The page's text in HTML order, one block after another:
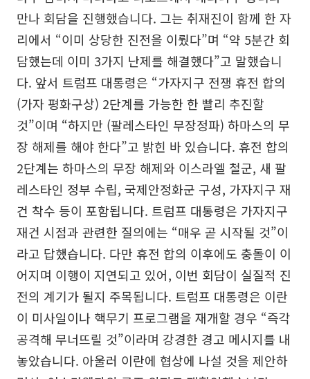
만나 회담을 진행했습니다. 그는 취재진이 함께 한 자
리에서 “이미 상당한 진전을 이뤘다”며 “약 5분간 회
담했는데 이미 3가지 난제를 해결했다”고 말했습니
다. 앞서 트럼프 대통령은 “가자지구 전쟁 휴전 합의
(가자 평화구상) 2단계를 가능한 한 빨리 추진할
것”이며 “하지만 (팔레스타인 무장정파) 하마스의 무
장 해제를 해야 한다”고 밝힌 바 있습니다. 휴전 합의
2단계는 하마스의 무장 해제와 이스라엘 철군, 새 팔
레스타인 정부 수립, 국제안정화군 구성, 가자지구 재
건 착수 등이 포함됩니다. 트럼프 대통령은 가자지구
재건 시점과 관련한 질의에는 “매우 곧 시작될 것”이
라고 답했습니다. 다만 휴전 합의 이후에도 충돌이 이
어지며 이행이 지연되고 있어, 이번 회담이 실질적 진
전의 계기가 될지 주목됩니다. 트럼프 대통령은 이란
이 미사일이나 핵무기 프로그램을 재개할 경우 “즉각
공격해 무너뜨릴 것”이라며 강경한 경고 메시지를 내
놓았습니다. 아울러 이란에 협상에 나설 것을 제안하